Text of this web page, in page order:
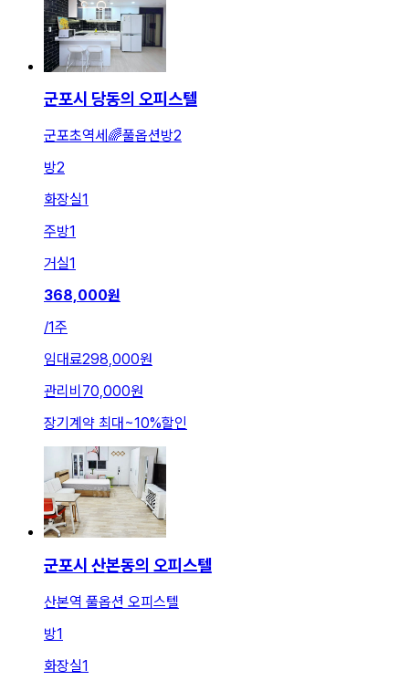
군포시 당동의 오피스텔
군포초역세🌈풀옵션방2
방2
화장실1
주방1
거실1
368,000원
/1주
임대료298,000원
관리비 70,000원
장기계약 최대 ~10%할인
군포시 산본동의 오피스텔
산본역 풀옵션 오피스텔
방1
화장실1